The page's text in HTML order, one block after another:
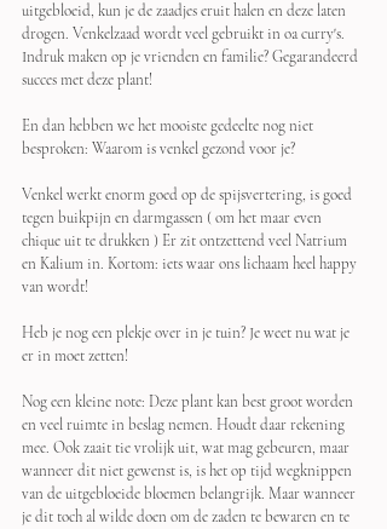
uitgebloeid, kun je de zaadjes eruit halen en deze laten
drogen. Venkelzaad wordt veel gebruikt in oa curry's.
Indruk maken op je vrienden en familie? Gegarandeerd
succes met deze plant!
En dan hebben we het mooiste gedeelte nog niet
besproken: Waarom is venkel gezond voor je?
Venkel werkt enorm goed op de spijsvertering, is goed
tegen buikpijn en darmgassen ( om het maar even
chique uit te drukken ) Er zit ontzettend veel Natrium
en Kalium in. Kortom: iets waar ons lichaam heel happy
van wordt!
Heb je nog een plekje over in je tuin? Je weet nu wat je
er in moet zetten!
Nog een kleine note: Deze plant kan best groot worden
en veel ruimte in beslag nemen. Houdt daar rekening
mee. Ook zaait tie vrolijk uit, wat mag gebeuren, maar
wanneer dit niet gewenst is, is het op tijd wegknippen
van de uitgebloeide bloemen belangrijk. Maar wanneer
je dit toch al wilde doen om de zaden te bewaren en te